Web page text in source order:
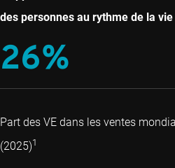
des personnes au rythme de la
26%
Part des VE dans les ventes
(2025)1